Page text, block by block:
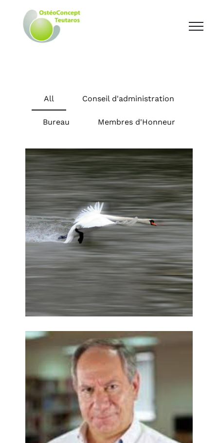
All Conseil d'administration
Bureau Membres d'Honneur